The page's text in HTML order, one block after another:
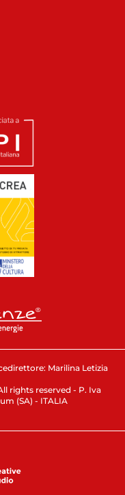
Marilina Letizia
rights reserved - P. Iva
(SA) - ITALIA